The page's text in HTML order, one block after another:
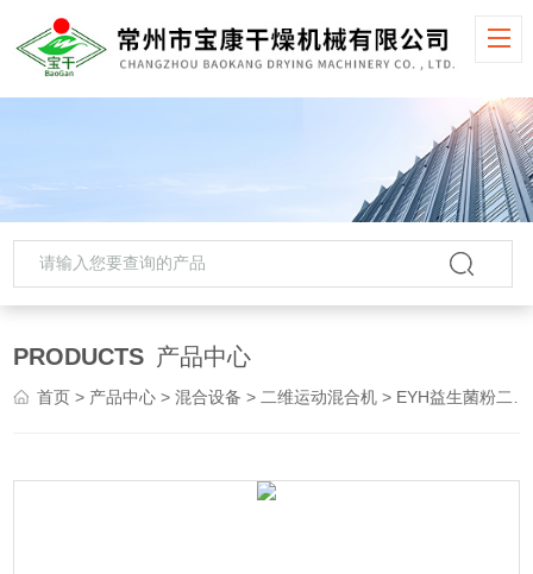
PRODUCTS 产品中心
首页 > 产品中心 >混合设备 > 二维运动混合机 > EYH益生菌粉二维运动搅拌机